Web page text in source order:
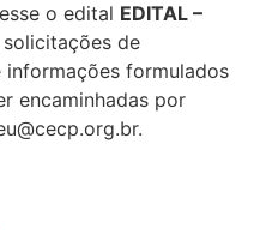
o edital EDITAL –
de
formulados
encaminhadas por